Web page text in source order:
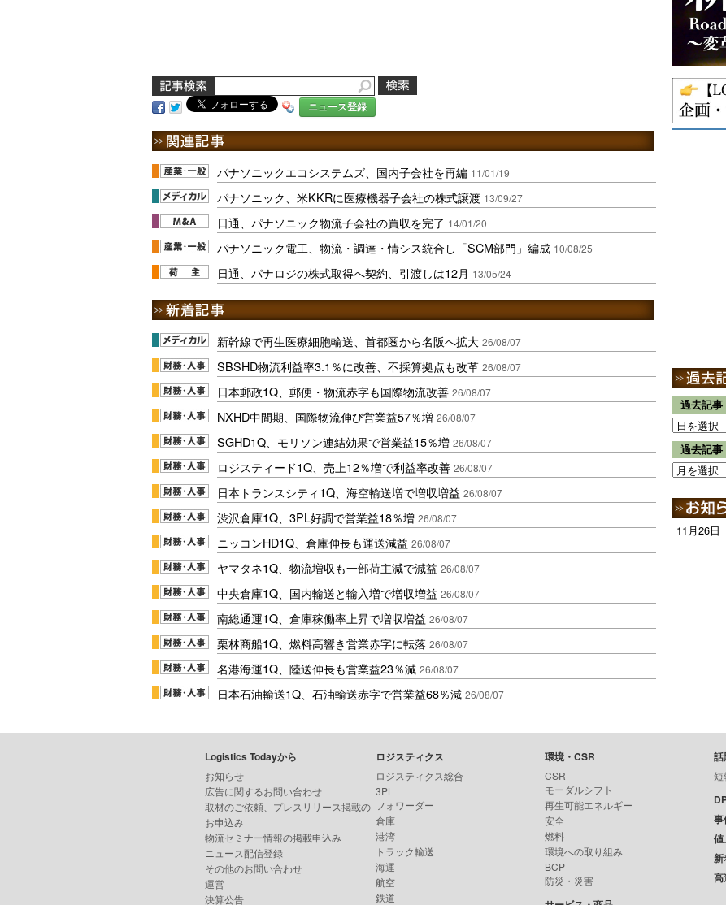
ニュース登録
パナソニックエコシステムズ、国内子会社を再編 11/01/19
パナソニック、米KKRに医療機器子会社の株式譲渡 13/09/27
日通、パナソニック物流子会社の買収を完了 14/01/20
パナソニック電工、物流・調達・情シス統合し「SCM部門」編成 10/08/25
日通、パナロジの株式取得へ契約、引渡しは12月 13/05/24
新幹線で再生医療細胞輸送、首都圏から名阪へ拡大 26/08/07
SBSHD物流利益率3.1％に改善、不採算拠点も改革 26/08/07
日本郵政1Q、郵便・物流赤字も国際物流改善 26/08/07
NXHD中間期、国際物流伸び営業益57％増 26/08/07
SGHD1Q、モリソン連結効果で営業益15％増 26/08/07
ロジスティード1Q、売上12％増で利益率改善 26/08/07
日本トランスシティ1Q、海空輸送増で増収増益 26/08/07
渋沢倉庫1Q、3PL好調で営業益18％増 26/08/07
ニッコンHD1Q、倉庫伸長も運送減益 26/08/07
ヤマタネ1Q、物流増収も一部荷主減で減益 26/08/07
中央倉庫1Q、国内輸送と輸入増で増収増益 26/08/07
南総通運1Q、倉庫稼働率上昇で増収増益 26/08/07
栗林商船1Q、燃料高響き営業赤字に転落 26/08/07
名港海運1Q、陸送伸長も営業益23％減 26/08/07
日本石油輸送1Q、石油輸送赤字で営業益68％減 26/08/07
過去記事
過去記事
11月26日
Logistics Todayから
お知らせ
広告に関するお問い合わせ
取材のご依頼、プレスリリース掲載の
お申込み
物流セミナー情報の掲載申込み
ニュース配信登録
その他のお問い合わせ
運営
決算公告
ロジスティクス
ロジスティクス総合
3PL
フォワーダー
倉庫
港湾
トラック輸送
海運
航空
鉄道
環境・CSR
CSR
モーダルシフト
再生可能エネルギー
安全
燃料
環境への取り組み
BCP
防災・災害
話
短
事
値
新
高